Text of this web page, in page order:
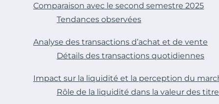
Comparaison avec le second semestre 2025
Tendances observées
Analyse des transactions d’achat et de vente
Détails des transactions quotidiennes
Impact sur la liquidité et la perception du
Rôle de la liquidité dans la valeur des